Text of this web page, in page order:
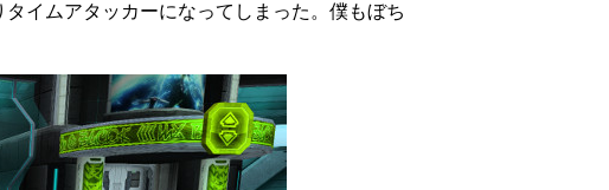
イムアタッカーになってしまった。僕もぼち